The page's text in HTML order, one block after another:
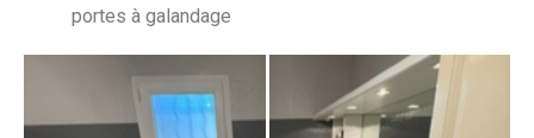
portes à galandage